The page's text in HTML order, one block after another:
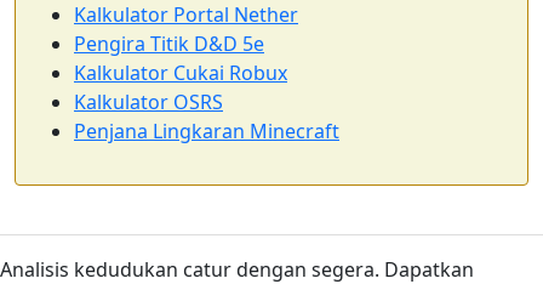
Kalkulator Portal Nether
Pengira Titik D&D 5e
Kalkulator Cukai Robux
Kalkulator OSRS
Penjana Lingkaran Minecraft
Analisis kedudukan catur dengan segera. Dapatkan